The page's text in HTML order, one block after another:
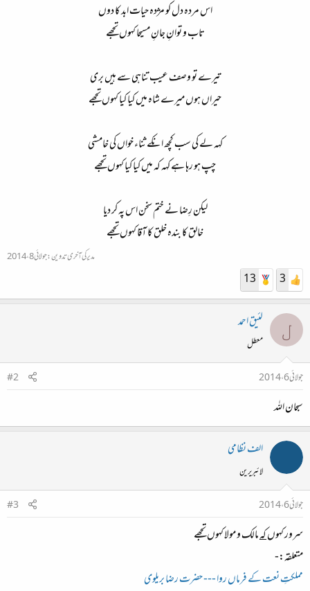
اس مردہ دل کو مژدہ حیات ابد کا دوں
تاب و توانِ جانِ مسیحا کہوں تجھے
تیرے تو وصف عیب تناہی سے ہیں بری
حیراں ہوں میرے شاہ میں کیا کیا کہوں تجھے
کہہ لے کی سب کچھ انکے ثناء خواں کی خامشی
چپ ہو رہا ہے کہہ کہ میں کیا کیا کہوں تجھے
لیکن رِضا نے ختم سخن اس پہ کر دیا
خالق کا بندہ خلق کا آقا کہوں تجھے​
مدیر کی آخری تدوین:جولائی 8، 2014
3
13
ل لئیق احمد
معطل
جولائی 6، 2014
#2
سبحان اللہ
الف نظامی
لائبریرین
جولائی 6، 2014
#3
سرور کہوںکہمالک و مولا کہوں تجھے
متعلقہ:-
مملکتِ نعت کے فرماں روا --- حضرت رضا بریلوی